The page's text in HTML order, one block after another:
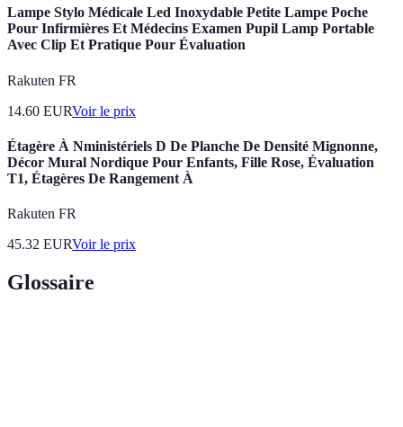
Lampe Stylo Médicale Led Inoxydable Petite Lampe Poche
Pour Infirmières Et Médecins Examen Pupil Lamp Portable
Avec Clip Et Pratique Pour Évaluation
Rakuten FR
14.60 EURVoir le prix
Étagère À Nministériels D De Planche De Densité Mignonne,
Décor Mural Nordique Pour Enfants, Fille Rose, Évaluation
T1, Étagères De Rangement À
Rakuten FR
45.32 EURVoir le prix
Glossaire